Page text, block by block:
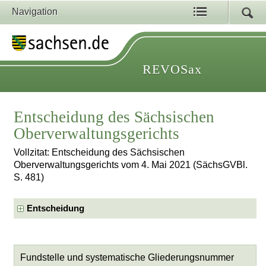
Navigation
REVOSax
Entscheidung des Sächsischen
Oberverwaltungsgerichts
Vollzitat: Entscheidung des Sächsischen
Oberverwaltungsgerichts vom 4. Mai 2021 (SächsGVBl.
S. 481)
Entscheidung
Fundstelle und systematische Gliederungsnummer